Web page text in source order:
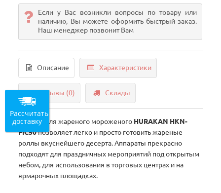
Если у Вас возникли вопросы по товару или
наличию, Вы можете оформить быстрый заказ.
Наш менеджер позвонит Вам
Описание Характеристики
Отзывы (0) Склады
Фризер для жареного мороженого HURAKAN HKN-
FIC50позволяет легко и просто готовить жареные
роллы вкуснейшего десерта. Аппараты прекрасно
подходят для праздничных мероприятий под открытым
небом, для использования в торговых центрах и на
ярмарочных площадках.
Рассчитать
доставку